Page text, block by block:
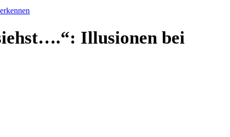
Illusionen bei